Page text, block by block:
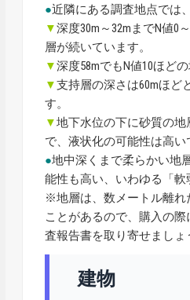
●近隣にある調査地点では、
▼深度30m～32mまでN値0
層が続いています。
▼深度58mでもN値10ほど
▼支持層の深さは60mほど
す。
▼地下水位の下に砂質の
で、液状化の可能性は高い
●地中深くまで柔らかい地
能性も高い、いわゆる「軟
※地層は、数メートル離れ
ことがあるので、購入の
査報告書を取り寄せましょ
建物